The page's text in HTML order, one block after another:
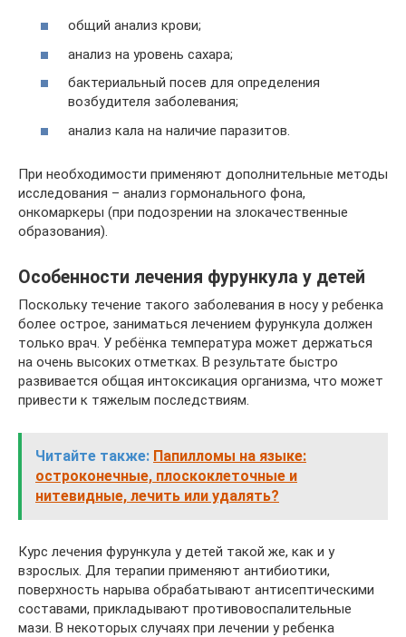
общий анализ крови;
анализ на уровень сахара;
бактериальный посев для определения
возбудителя заболевания;
анализ кала на наличие паразитов.
При необходимости применяют дополнительные методы
исследования – анализ гормонального фона,
онкомаркеры (при подозрении на злокачественные
образования).
Особенности лечения фурункула у детей
Поскольку течение такого заболевания в носу у ребенка
более острое, заниматься лечением фурункула должен
только врач. У ребёнка температура может держаться
на очень высоких отметках. В результате быстро
развивается общая интоксикация организма, что может
привести к тяжелым последствиям.
Читайте также: Папилломы на языке:
остроконечные, плоскоклеточные и
нитевидные, лечить или удалять?
Курс лечения фурункула у детей такой же, как и у
взрослых. Для терапии применяют антибиотики,
поверхность нарыва обрабатывают антисептическими
составами, прикладывают противовоспалительные
мази. В некоторых случаях при лечении у ребенка